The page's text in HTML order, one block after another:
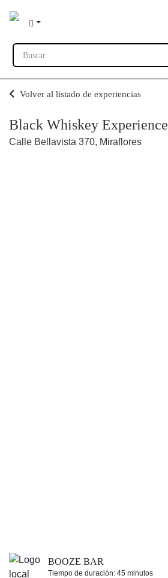
Buscar
Volver al listado de experiencias
Black Whiskey Experience
Calle Bellavista 370, Miraflores
BOOZE BAR
Tiempo de duración: 45 minutos